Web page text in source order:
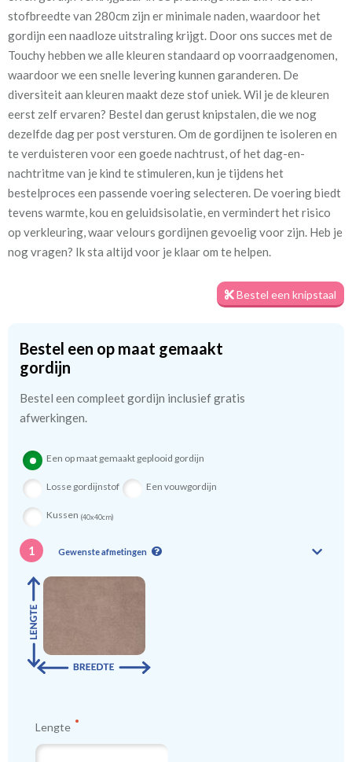
Stofbreedte: 280 cm
Mate van verduistering:
Geen (voering optioneel
tijdens bestelproces)
Meestal eerder, maar houd
rekening met
circa 1-2 weken
Materiaal: 100% polyester
We hebben bijna alle stoffen op voorraad, bestel daarom gerust
eerst een knipstaaltje.
kindergordijnen voeren: een verschil van dag en nacht!
stofbreedte van 280cm zijn er minimale naden, waardoor het
gordijn een naadloze uitstraling krijgt. Door ons succes met de
Touchy hebben we alle kleuren standaard op voorraadgenomen,
waardoor we een snelle levering kunnen garanderen. De
diversiteit aan kleuren maakt deze stof uniek. Wil je de kleuren
eerst zelf ervaren? Bestel dan gerust knipstalen, die we nog
dezelfde dag per post versturen. Om de gordijnen te isoleren en
te verduisteren voor een goede nachtrust, of het dag-en-
nachtritme van je kind te stimuleren, kun je tijdens het
bestelproces een passende voering selecteren. De voering biedt
tevens warmte, kou en geluidsisolatie, en vermindert het risico
op verkleuring, waar velours gordijnen gevoelig voor zijn. Heb je
nog vragen? Ik sta altijd voor je klaar om te helpen.
Bestel een knipstaal
Bestel een op maat gemaakt
gordijn
Bestel een compleet gordijn inclusief gratis
afwerkingen.
Een op maat gemaakt geplooid gordijn
Losse gordijnstof Een vouwgordijn
Kussen (40x40cm)
1 Gewenste afmetingen
Lengte